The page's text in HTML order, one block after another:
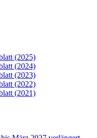
(2025)
(2024)
(2023)
(2022)
(2021)